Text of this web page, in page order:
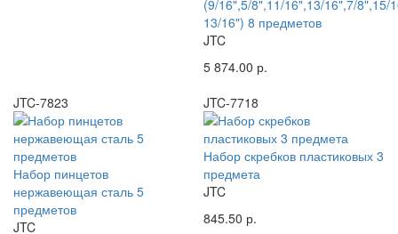
(9/16",5/8",11/16",13/16",7/8",15/
13/16") 8 предметов
JTC
5 874.00 р.
JTC-7823
Набор пинцетов
нержавеющая сталь 5
предметов
JTC
JTC-7718
Набор скребков пластиковых 3
предмета
JTC
845.50 р.